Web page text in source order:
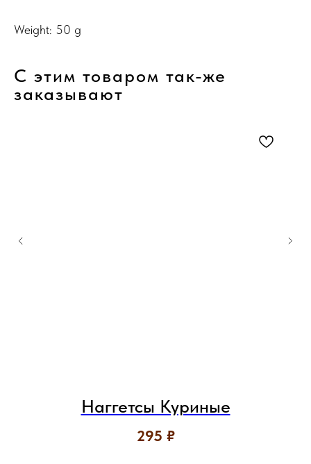
Weight: 50 g
С этим товаром так-же
заказывают
Наггетсы Куриные
295 ₽